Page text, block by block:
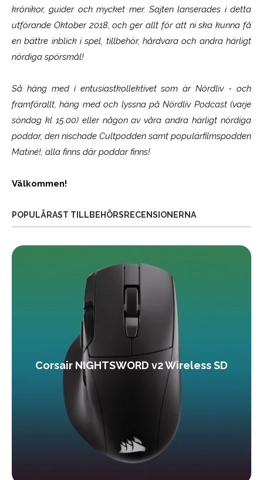
krönikor, guider och mycket mer. Sajten lanserades i detta
utförande Oktober 2018, och ger allt för att ni ska kunna få
en bättre inblick i spel, tillbehör, hårdvara och andra härligt
nördiga spörsmål!
Så häng med i entusiastkollektivet som ärNördliv- och
framförallt, häng med och lyssna på Nördliv Podcast (varje
söndag kl 15.00) eller någon av våra andra härligt nördiga
poddar, den nischade Cultpodden samt populärfilmspodden
Matiné!; alla finns där poddar finns!
Välkommen!
POPULÄRAST TILLBEHÖRSRECENSIONERNA
Corsair NIGHTSWORD v2 Wireless SD